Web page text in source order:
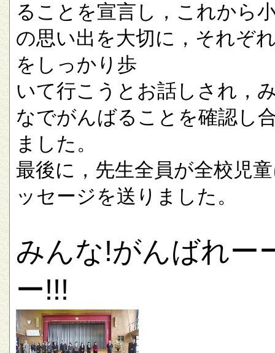
ることを宣言し，これから
の思い出を大切に，それぞ
をしっかり歩
いて行こうとお話しされ，
なでがんばることを確認し
ました。
最後に，先生全員が全校児
ッセージを送りました。
みんな!がんばれー
ー!!!